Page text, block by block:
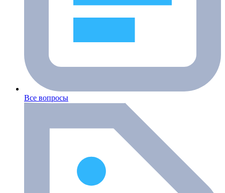
Все вопросы